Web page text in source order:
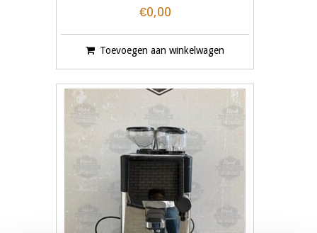
€0,00
Toevoegen aan winkelwagen